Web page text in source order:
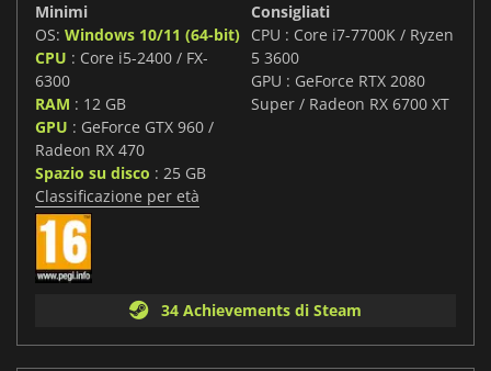
Minimi
OS: Windows 10/11 (64-bit)
CPU : Core i5-2400 / FX-
6300
RAM : 12 GB
GPU : GeForce GTX 960 /
Radeon RX 470
Spazio su disco : 25 GB
Consigliati
CPU : Core i7-7700K / Ryzen
5 3600
GPU : GeForce RTX 2080
Super / Radeon RX 6700 XT
Classificazione per età
34 Achievements di Steam